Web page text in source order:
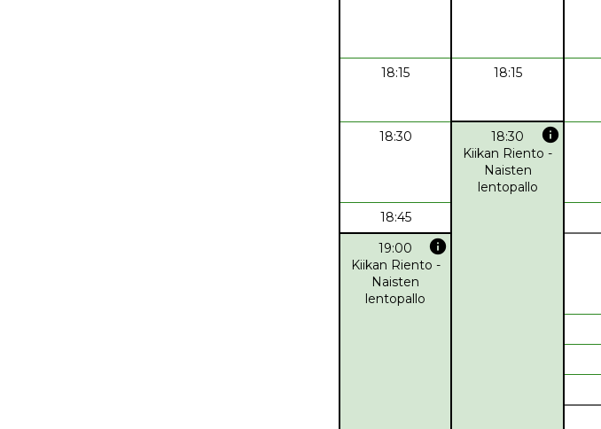
18:15 18:15
18:30
18:30 info
Kiikan Riento -
Naisten
lentopallo
18:45
19:00
info
Kiikan Riento -
Naisten
lentopallo